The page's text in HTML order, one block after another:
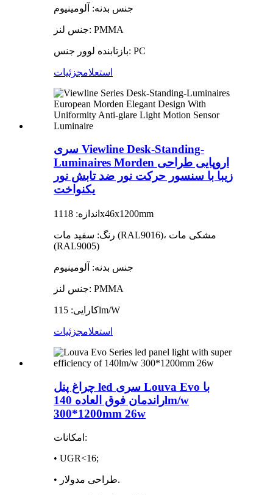
جنس بدنه: آلومینیوم
جنس لنز: PMMA
بازتابنده لوور جنس: PC
استعلامجزئیات
سری Viewline Desk-Standing-
Luminaires Morden اروپایی طراحی
زیبا با سنسور حرکت نور ضد تابش نور
یکنواخت
اندازه: 1118x46x1200mm
رنگ: سفید مات (RAL9016)، مشکی مات
(RAL9005)
جنس بدنه: آلومینیوم
جنس لنز: PMMA
کارایی: 115lm/W
استعلامجزئیات
چراغ پنل led سری Louva Evo با
راندمان فوق العاده 140lm/w
300*1200mm 26w
امکانات:
• UGR<16;
• طراحی مدولار.